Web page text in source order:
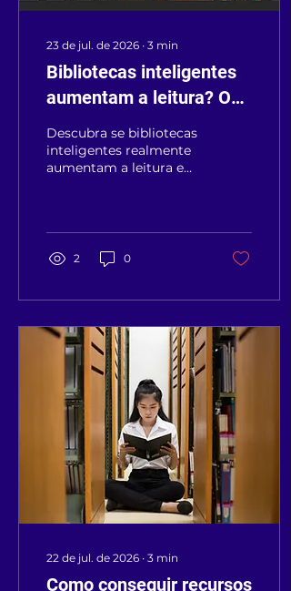
23 de jul. de 2026 ∙ 3 min
Bibliotecas inteligentes
aumentam a leitura? O
que mostram os dados
Descubra se bibliotecas
inteligentes realmente
aumentam a leitura e
bibliotecas públicas.
2 0
22 de jul. de 2026 ∙ 3 min
Como conseguir recursos